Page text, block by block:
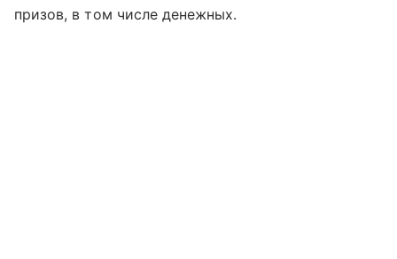
призов, в том числе денежных.